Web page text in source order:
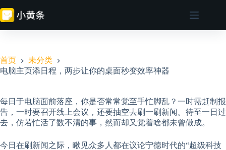
至
首页
未分类
电脑主页添日程，两步让你的桌面秒变效率神器
每日于电脑面前落座，你是否常常觉至手忙脚乱？一时需赶制报
告，一时要召开线上会议，还要抽空去刷一刷新闻。待至一日过
去，仿若忙活了数不清的事，然而却又觉着啥都未曾做成。
今日在刷新闻之际，瞅见众多人都在议论宁德时代的“超级科技